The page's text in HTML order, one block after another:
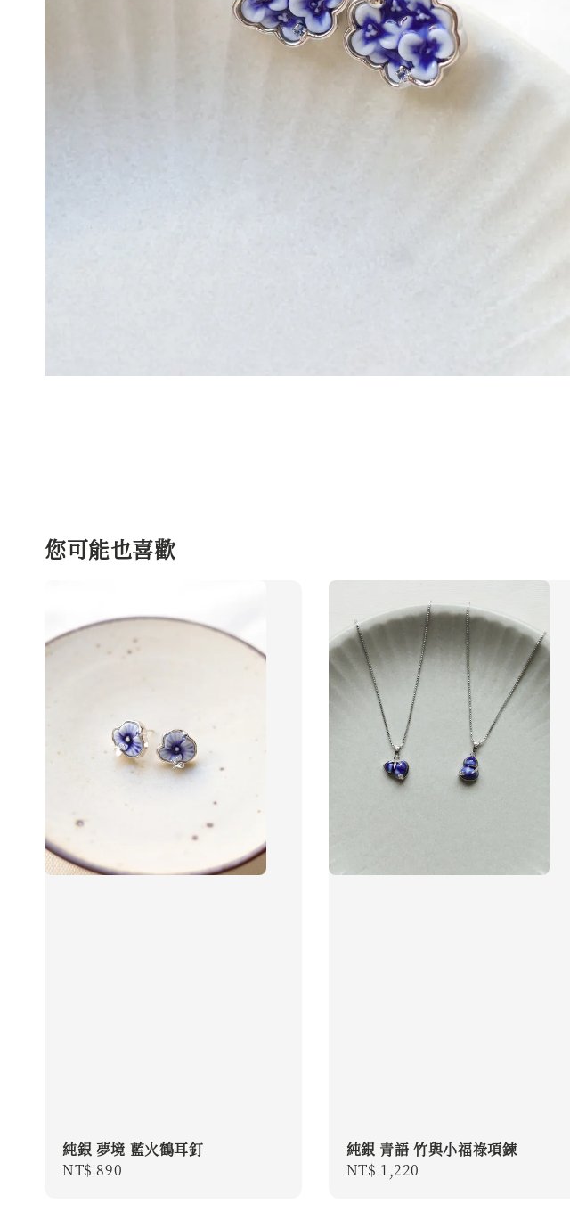
您可能也喜歡
純銀 夢境 藍火鶴耳釘
Regular
NT$ 890
純銀 青語 竹與小福祿項鍊
Regular
NT$ 1,220